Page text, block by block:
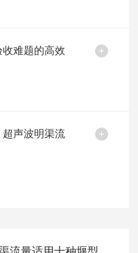
难题的高效
超声波明渠流